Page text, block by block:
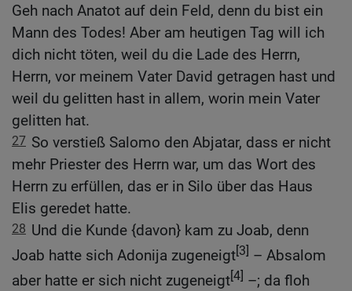
Geh nach Anatot auf dein Feld, denn du bist ein
Mann des Todes! Aber am heutigen Tag will ich
dich nicht töten, weil du die Lade des Herrn,
Herrn, vor meinem Vater David getragen hast und
weil du gelitten hast in allem, worin mein Vater
gelitten hat.
27 So verstieß Salomo den Abjatar, dass er nicht
mehr Priester des Herrn war, um das Wort des
Herrn zu erfüllen, das er in Silo über das Haus
Elis geredet hatte.
28 Und die Kunde {davon} kam zu Joab, denn
Joab hatte sich Adonija zugeneigt[3] – Absalom
aber hatte er sich nicht zugeneigt[4] –; da floh